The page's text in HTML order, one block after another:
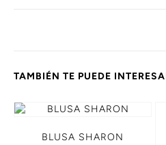
TAMBIÉN TE PUEDE
BLUSA SHARON